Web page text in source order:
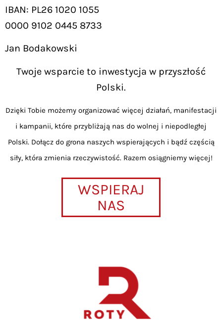
IBAN: PL26 1020 1055
0000 9102 0445 8733
Jan Bodakowski
Twoje wsparcie to inwestycja w przyszłość
Polski.
Dzięki Tobie możemy organizować więcej działań, manifestacji
i kampanii, które przybliżają nas do wolnej i niepodległej
Polski. Dołącz do grona naszych wspierających i bądź częścią
siły, która zmienia rzeczywistość. Razem osiągniemy więcej!
WSPIERAJ
NAS